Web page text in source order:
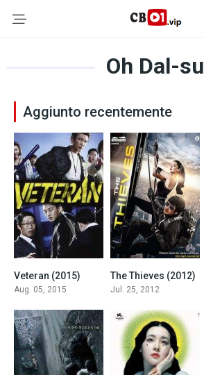
Oh Dal-su
Aggiunto recentemente
Veteran (2015)
Aug. 05, 2015
6.8
The Thieves (2012)
Jul. 25, 2012